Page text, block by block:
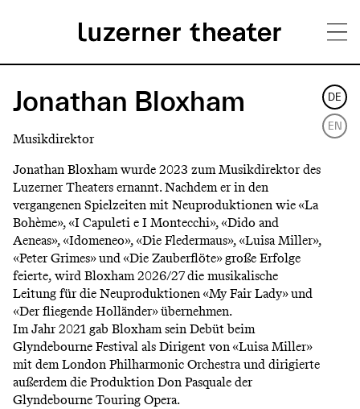
zum
Inhalt
H
u
p
t
m
e
n
ü
Jonathan Bloxham
Musikdirektor
Jonathan Bloxham wurde 2023 zum Musikdirektor des
Luzerner Theaters ernannt. Nachdem er in den
vergangenen Spielzeiten mit Neuproduktionen wie «La
Bohème», «I Capuleti e I Montecchi», «Dido and
Aeneas», «Idomeneo», «Die Fledermaus», «Luisa Miller»,
«Peter Grimes» und «Die Zauberflöte» große Erfolge
feierte, wird Bloxham 2026/27 die musikalische
Leitung für die Neuproduktionen «My Fair Lady» und
«Der fliegende Holländer» übernehmen.
Im Jahr 2021 gab Bloxham sein Debüt beim
Glyndebourne Festival als Dirigent von «Luisa Miller»
mit dem London Philharmonic Orchestra und dirigierte
außerdem die Produktion Don Pasquale der
Glyndebourne Touring Opera.
DE
EN